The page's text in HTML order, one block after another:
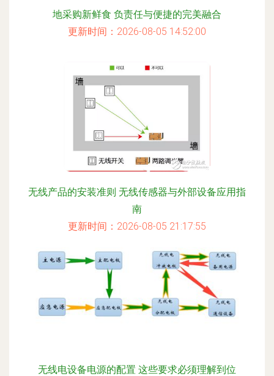
地采购新鲜食 负责任与便捷的完美融合
更新时间：2026-08-05 14:52:00
无线产品的安装准则 无线传感器与外部设备应用指
南
更新时间：2026-08-05 21:17:55
无线电设备电源的配置 这些要求必须理解到位